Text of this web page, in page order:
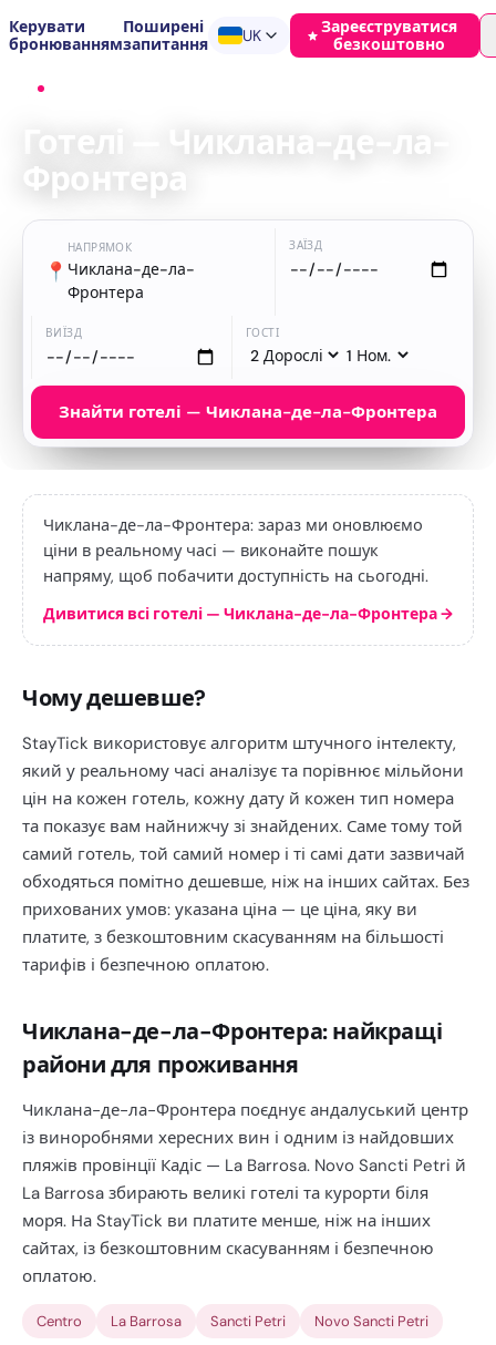
Керувати
бронюванням
Поширені
запитання
UK
Зареєструватися
безкоштовно
Готелі — Чиклана-де-ла-
Фронтера
📍
НАПРЯМОК
Чиклана-де-ла-
Фронтера
ЗАЇЗД
ВИЇЗД ГОСТІ
Знайти готелі — Чиклана-де-ла-Фронтера
Чиклана-де-ла-Фронтера: зараз ми оновлюємо
ціни в реальному часі — виконайте пошук
напряму, щоб побачити доступність на сьогодні.
Дивитися всі готелі — Чиклана-де-ла-Фронтера→
Чому дешевше?
StayTick використовує алгоритм штучного інтелекту,
який у реальному часі аналізує та порівнює мільйони
цін на кожен готель, кожну дату й кожен тип номера
та показує вам найнижчу зі знайдених. Саме тому той
самий готель, той самий номер і ті самі дати зазвичай
обходяться помітно дешевше, ніж на інших сайтах. Без
прихованих умов: указана ціна — це ціна, яку ви
платите, з безкоштовним скасуванням на більшості
тарифів і безпечною оплатою.
Чиклана-де-ла-Фронтера: найкращі
райони для проживання
Чиклана-де-ла-Фронтера поєднує андалуський центр
із виноробнями хересних вин і одним із найдовших
пляжів провінції Кадіс — La Barrosa. Novo Sancti Petri й
La Barrosa збирають великі готелі та курорти біля
моря. На StayTick ви платите менше, ніж на інших
сайтах, із безкоштовним скасуванням і безпечною
оплатою.
Centro La Barrosa Sancti Petri Novo Sancti Petri